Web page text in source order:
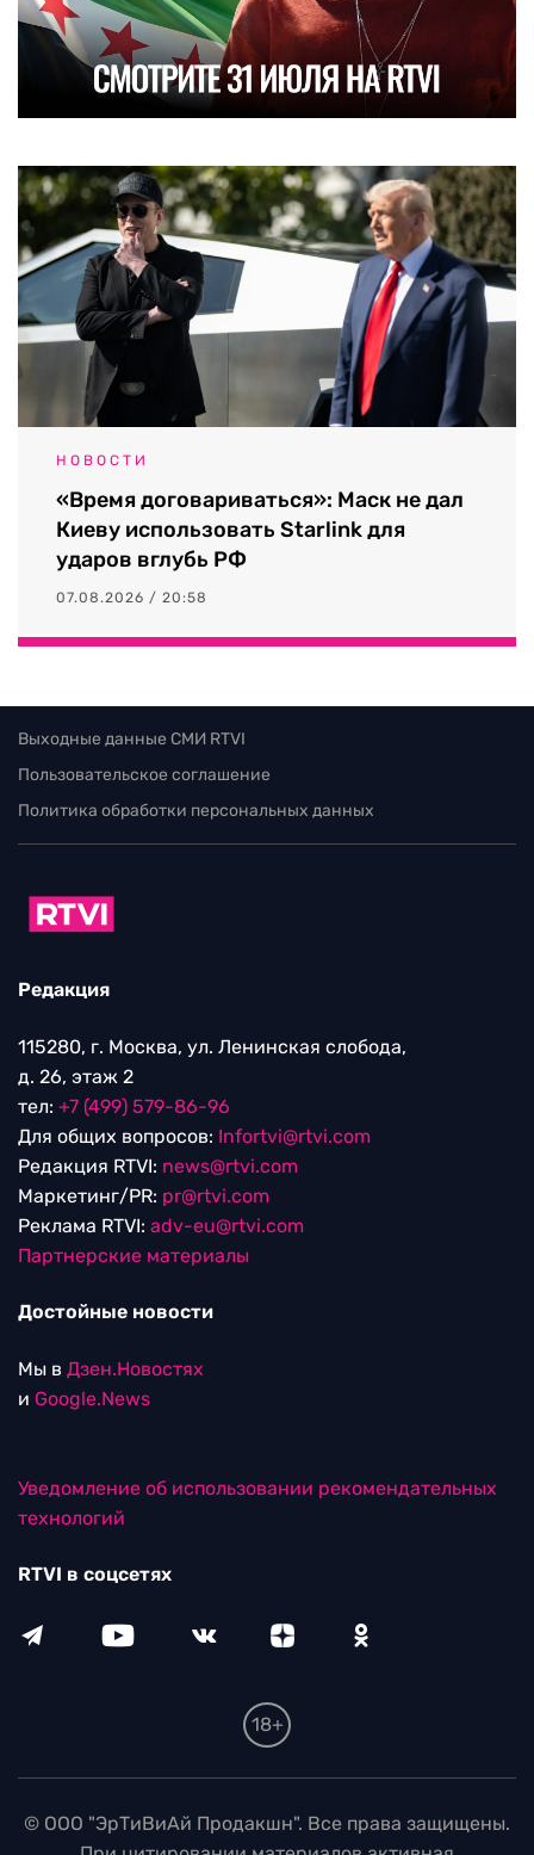
НОВОСТИ
«Время договариваться»: Маск не дал
Киеву использовать Starlink для
ударов вглубь РФ
07.08.2026 / 20:58
Выходные данные СМИ RTVI
Пользовательское соглашение
Политика обработки персональных данных
Редакция
115280, г. Москва, ул. Ленинская слобода,
д. 26, этаж 2
тел: +7 (499) 579-86-96
Для общих вопросов: Infortvi@rtvi.com
Редакция RTVI: news@rtvi.com
Маркетинг/PR: pr@rtvi.com
Реклама RTVI: adv-eu@rtvi.com
Партнерские материалы
Достойные новости
Мы в Дзен.Новостях
и Google.News
Уведомление об использовании рекомендательных
технологий
RTVI в соцсетях
18+
© ООО "ЭрТиВиАй Продакшн". Все права защищены.